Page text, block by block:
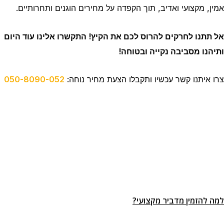
אמין, מקצועי ואדיב, תוך הקפדה על מחירים הוגנים ותחרותיים.
אל תתנו לחרקים להרוס לכם את הקיץ! התקשרו אלינו עוד היום
ותיהנו מסביבה נקייה ובטוחה!
צרו איתנו קשר עכשיו ותקבלו הצעת מחיר נוחה: 050-8090-052
למה להזמין מדביר מקצועי?